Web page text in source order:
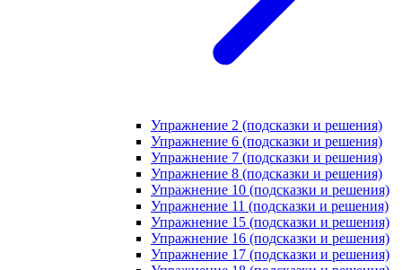
Упражнение 2 (подсказки и решения)
Упражнение 6 (подсказки и решения)
Упражнение 7 (подсказки и решения)
Упражнение 8 (подсказки и решения)
Упражнение 10 (подсказки и решения)
Упражнение 11 (подсказки и решения)
Упражнение 15 (подсказки и решения)
Упражнение 16 (подсказки и решения)
Упражнение 17 (подсказки и решения)